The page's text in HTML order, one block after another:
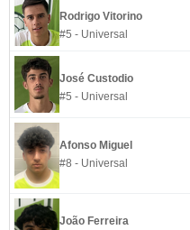
Rodrigo Vitorino
#5 - Universal
José Custodio
#5 - Universal
Afonso Miguel
#8 - Universal
João Ferreira